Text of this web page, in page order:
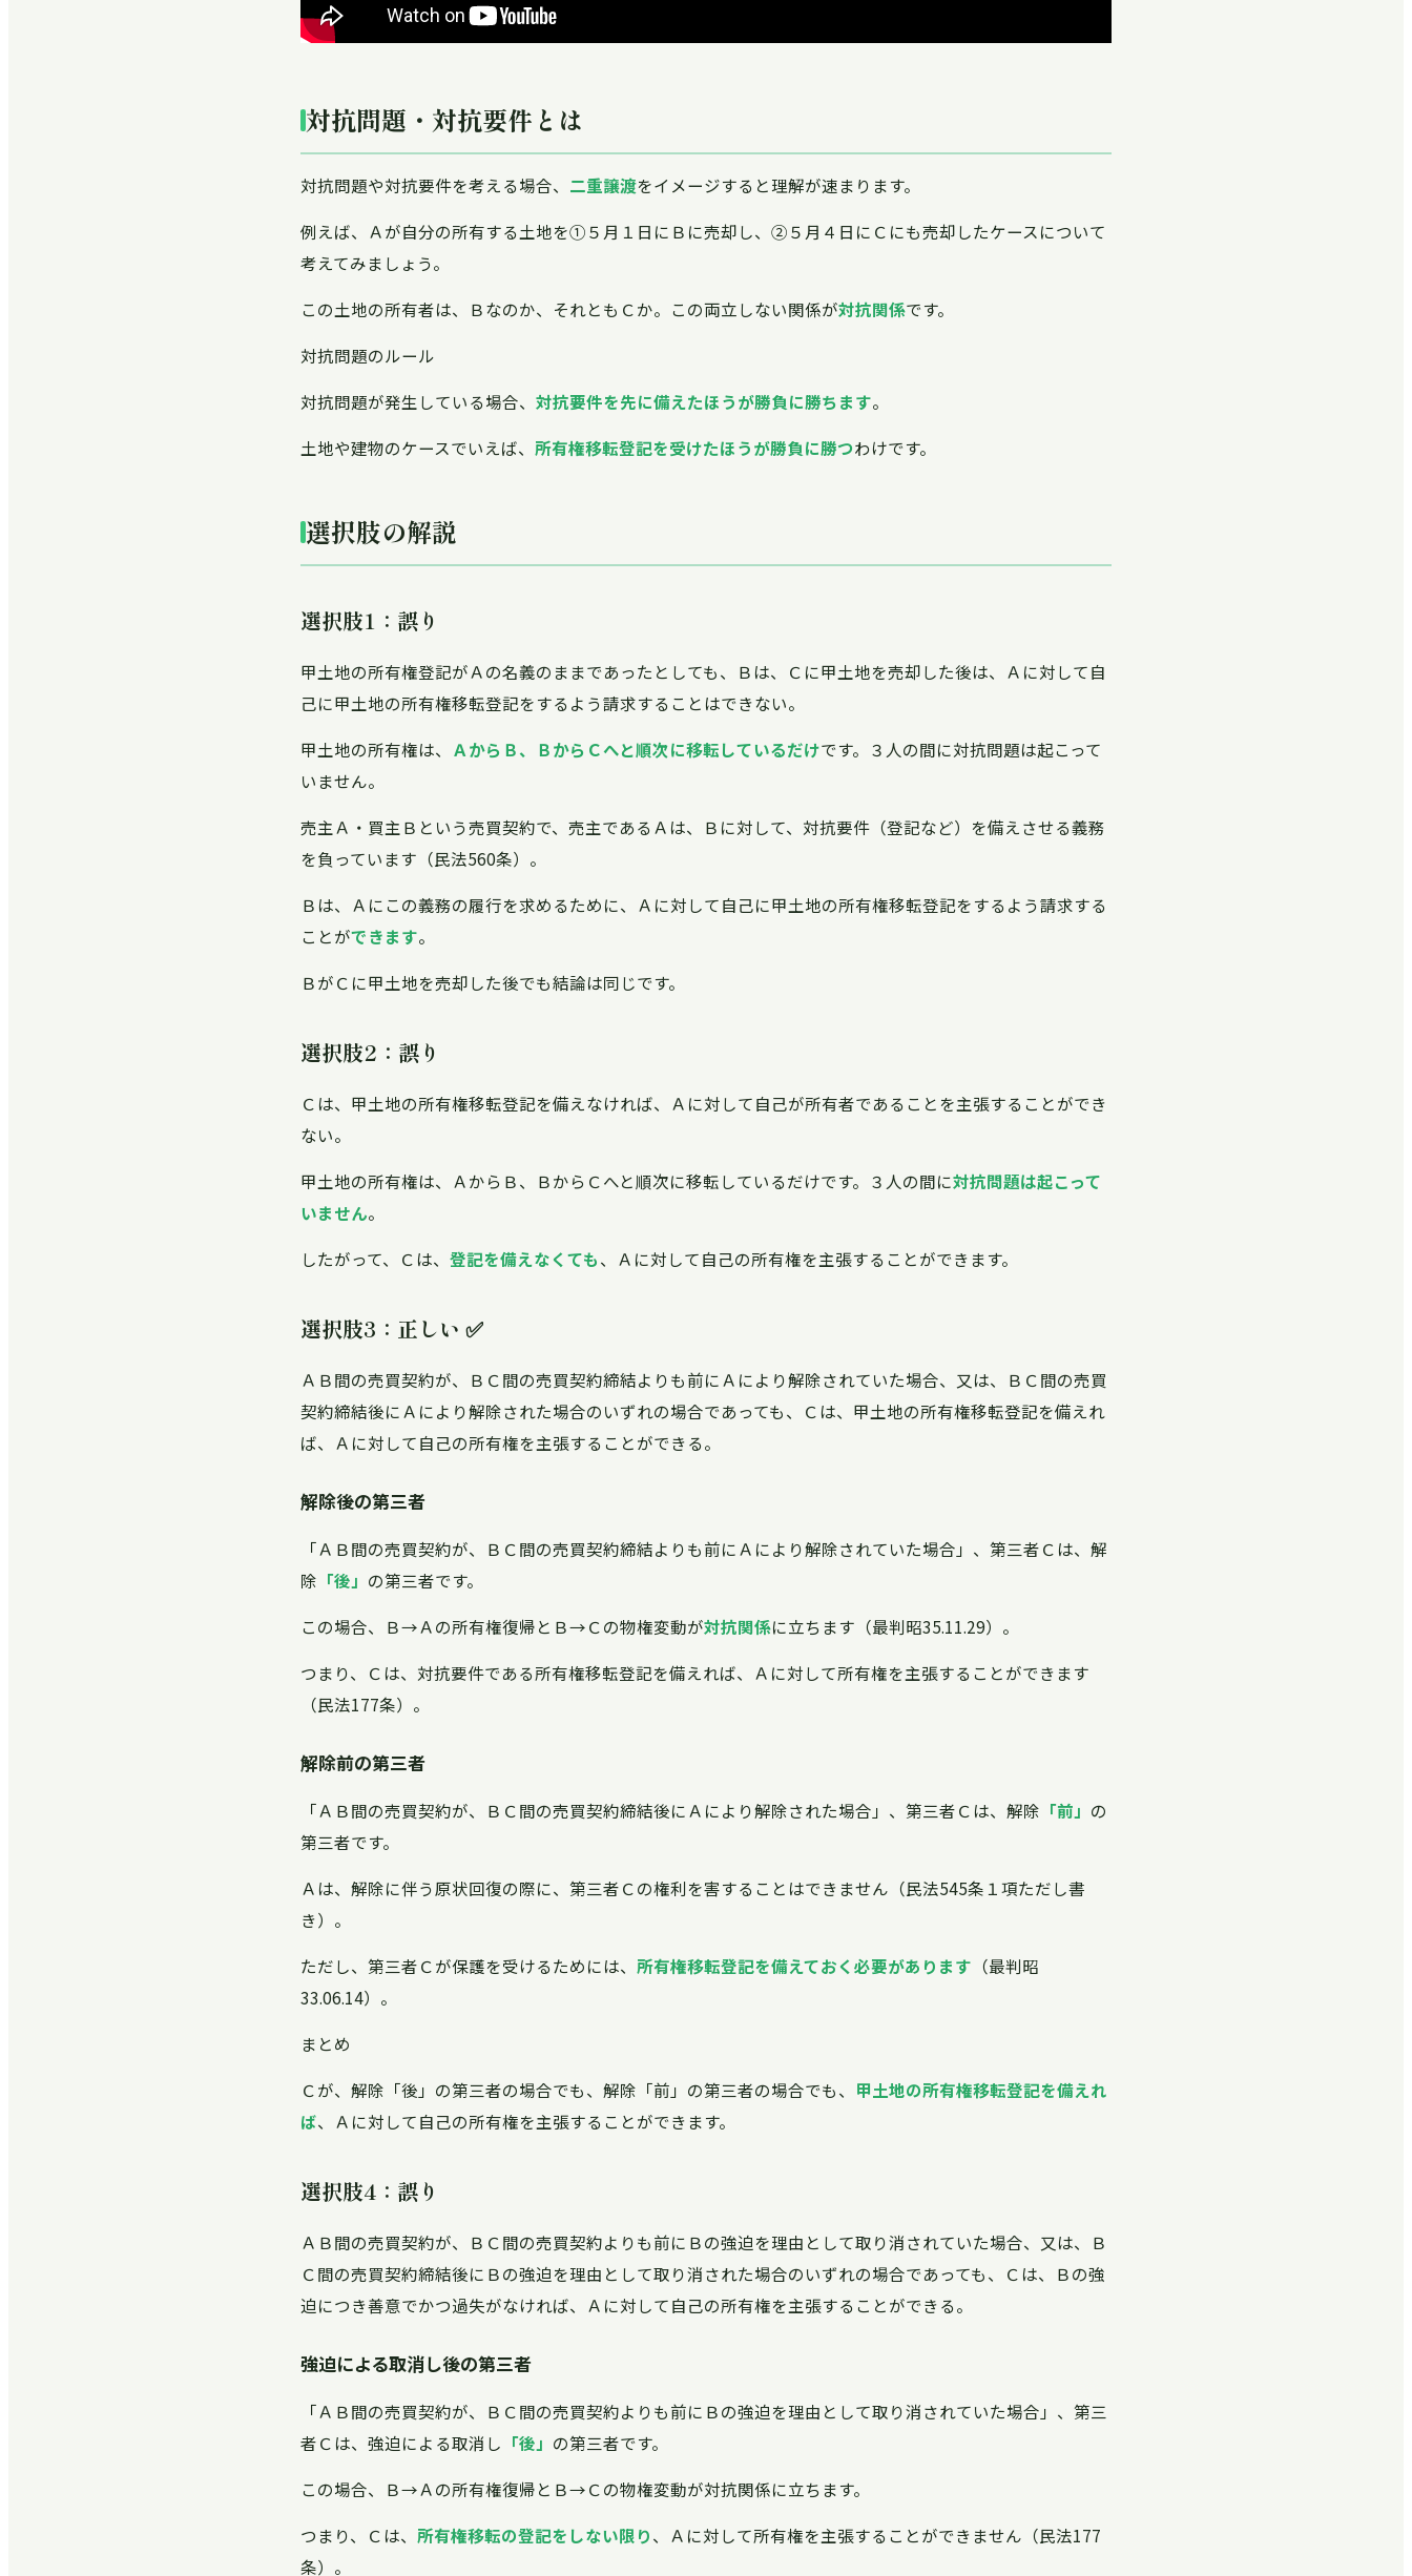
対抗問題・対抗要件とは
対抗問題や対抗要件を考える場合、 二重譲渡をイメージすると理解が速まります。
例えば、Ａが自分の所有する土地を①５月１日にＢに売却し、②５月４日にＣにも売却したケースについて
考えてみましょう。
この土地の所有者は、Ｂなのか、それともＣか。この両立しない関係が対抗関係です。
対抗問題のルール
対抗問題が発生している場合、 対抗要件を先に備えたほうが勝負に勝ちます。
土地や建物のケースでいえば、 所有権移転登記を受けたほうが勝負に勝つわけです。
選択肢の解説
選択肢1：誤り
甲土地の所有権登記がＡの名義のままであったとしても、Ｂは、Ｃに甲土地を売却した後は、Ａに対して自
己に甲土地の所有権移転登記をするよう請求することはできない。
甲土地の所有権は、 ＡからＢ、ＢからＣへと順次に移転しているだけです。３人の間に対抗問題は起こって
いません。
売主Ａ・買主Ｂという売買契約で、売主であるＡは、Ｂに対して、対抗要件（登記など）を備えさせる義務
を負っています（民法560条）。
Ｂは、Ａにこの義務の履行を求めるために、Ａに対して自己に甲土地の所有権移転登記をするよう請求する
ことができます。
ＢがＣに甲土地を売却した後でも結論は同じです。
選択肢2：誤り
Ｃは、甲土地の所有権移転登記を備えなければ、Ａに対して自己が所有者であることを主張することができ
ない。
甲土地の所有権は、ＡからＢ、ＢからＣへと順次に移転しているだけです。３人の間に対抗問題は起こって
いません。
したがって、Ｃは、 登記を備えなくても、Ａに対して自己の所有権を主張することができます。
選択肢3：正しい ✅
ＡＢ間の売買契約が、ＢＣ間の売買契約締結よりも前にＡにより解除されていた場合、又は、ＢＣ間の売買
契約締結後にＡにより解除された場合のいずれの場合であっても、Ｃは、甲土地の所有権移転登記を備えれ
ば、Ａに対して自己の所有権を主張することができる。
解除後の第三者
「ＡＢ間の売買契約が、ＢＣ間の売買契約締結よりも前にＡにより解除されていた場合」、第三者Ｃは、解
除 「後」 の第三者です。
この場合、Ｂ→Ａの所有権復帰とＢ→Ｃの物権変動が対抗関係に立ちます（最判昭35.11.29）。
つまり、Ｃは、対抗要件である所有権移転登記を備えれば、Ａに対して所有権を主張することができます
（民法177条）。
解除前の第三者
「ＡＢ間の売買契約が、ＢＣ間の売買契約締結後にＡにより解除された場合」、第三者Ｃは、解除 「前」 の
第三者です。
Ａは、解除に伴う原状回復の際に、第三者Ｃの権利を害することはできません（民法545条１項ただし書
き）。
ただし、第三者Ｃが保護を受けるためには、 所有権移転登記を備えておく必要があります （最判昭
33.06.14）。
まとめ
Ｃが、解除「後」の第三者の場合でも、解除「前」の第三者の場合でも、 甲土地の所有権移転登記を備えれ
ば、Ａに対して自己の所有権を主張することができます。
選択肢4：誤り
ＡＢ間の売買契約が、ＢＣ間の売買契約よりも前にＢの強迫を理由として取り消されていた場合、又は、Ｂ
Ｃ間の売買契約締結後にＢの強迫を理由として取り消された場合のいずれの場合であっても、Ｃは、Ｂの強
迫につき善意でかつ過失がなければ、Ａに対して自己の所有権を主張することができる。
強迫による取消し後の第三者
「ＡＢ間の売買契約が、ＢＣ間の売買契約よりも前にＢの強迫を理由として取り消されていた場合」、第三
者Ｃは、強迫による取消し 「後」 の第三者です。
この場合、Ｂ→Ａの所有権復帰とＢ→Ｃの物権変動が対抗関係に立ちます。
つまり、Ｃは、 所有権移転の登記をしない限り、Ａに対して所有権を主張することができません（民法177
条）。